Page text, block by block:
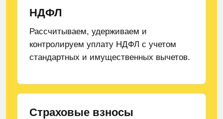
НДФЛ
Рассчитываем, удерживаем и
контролируем уплату НДФЛ с учетом
стандартных и имущественных вычетов.
Страховые взносы